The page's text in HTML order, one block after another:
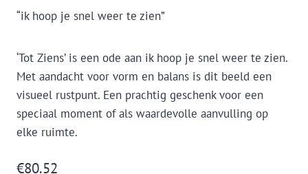
“ik hoop je snel weer te zien”
‘Tot Ziens’ is een ode aan ik hoop je snel weer te zien.
Met aandacht voor vorm en balans is dit beeld een
visueel rustpunt. Een prachtig geschenk voor een
speciaal moment of als waardevolle aanvulling op
elke ruimte.
€80.52